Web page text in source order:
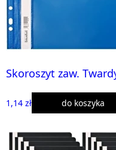
Skoroszyt zaw.
1,14 zł do koszyka